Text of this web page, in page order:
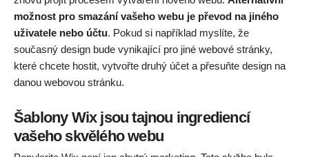
možnost pro smazání vašeho webu je převod na jiného
uživatele nebo účtu. Pokud si například myslíte, že
současný design bude vynikající pro jiné webové stránky,
které chcete hostit, vytvořte druhý účet a přesuňte design na
danou webovou stránku.
Šablony Wix jsou tajnou ingrediencí
vašeho skvělého webu